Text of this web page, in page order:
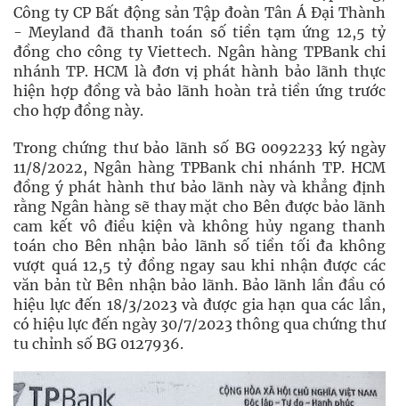
Công ty CP Bất động sản Tập đoàn Tân Á Đại Thành
- Meyland đã thanh toán số tiền tạm ứng 12,5 tỷ
đồng cho công ty Viettech. Ngân hàng TPBank chi
nhánh TP. HCM là đơn vị phát hành bảo lãnh thực
hiện hợp đồng và bảo lãnh hoàn trả tiền ứng trước
cho hợp đồng này.
Trong chứng thư bảo lãnh số BG 0092233 ký ngày
11/8/2022, Ngân hàng TPBank chi nhánh TP. HCM
đồng ý phát hành thư bảo lãnh này và khẳng định
rằng Ngân hàng sẽ thay mặt cho Bên được bảo lãnh
cam kết vô điều kiện và không hủy ngang thanh
toán cho Bên nhận bảo lãnh số tiền tối đa không
vượt quá 12,5 tỷ đồng ngay sau khi nhận được các
văn bản từ Bên nhận bảo lãnh. Bảo lãnh lần đầu có
hiệu lực đến 18/3/2023 và được gia hạn qua các lần,
có hiệu lực đến ngày 30/7/2023 thông qua chứng thư
tu chỉnh số BG 0127936.